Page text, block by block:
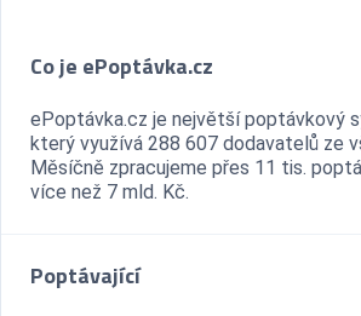
Co je ePoptávka.cz
ePoptávka.cz je největší poptávkový
který využívá 288 607 dodavatelů ze
Měsíčně zpracujeme přes 11 tis.
více než 7 mld. Kč.
Poptávající